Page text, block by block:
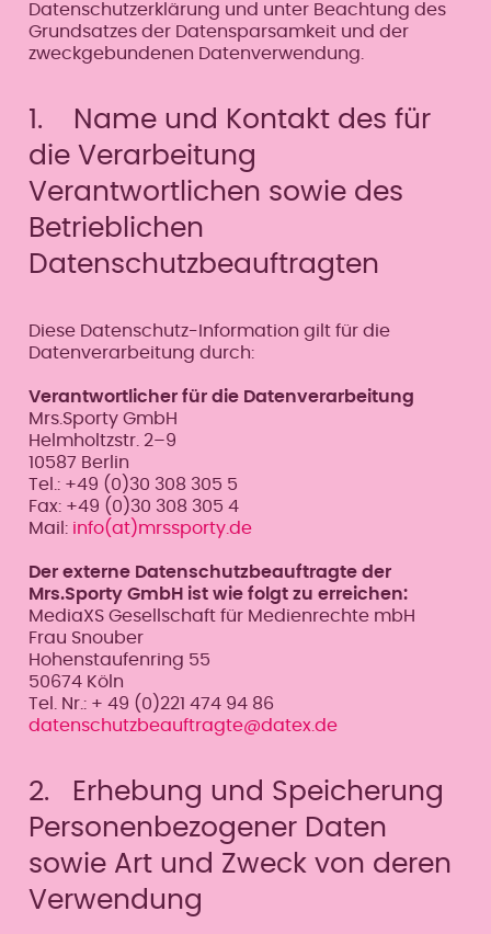
Datenschutzerklärung und unter Beachtung des
Grundsatzes der Datensparsamkeit und der
zweckgebundenen Datenverwendung.
1. Name und Kontakt des für
die Verarbeitung
Verantwortlichen sowie des
Betrieblichen
Datenschutzbeauftragten
Diese Datenschutz-Information gilt für die
Datenverarbeitung durch:
Verantwortlicher für die Datenverarbeitung
Mrs.Sporty GmbH
Helmholtzstr. 2–9
10587 Berlin
Tel.: +49 (0)30 308 305 5
Fax: +49 (0)30 308 305 4
Mail: info(at)mrssporty.de
Der externe Datenschutzbeauftragte der
Mrs.Sporty GmbH ist wie folgt zu erreichen:
MediaXS Gesellschaft für Medienrechte mbH
Frau Snouber
Hohenstaufenring 55
50674 Köln
Tel. Nr.: + 49 (0)221 474 94 86
datenschutzbeauftragte@datex.de
2. Erhebung und Speicherung
Personenbezogener Daten
sowie Art und Zweck von deren
Verwendung